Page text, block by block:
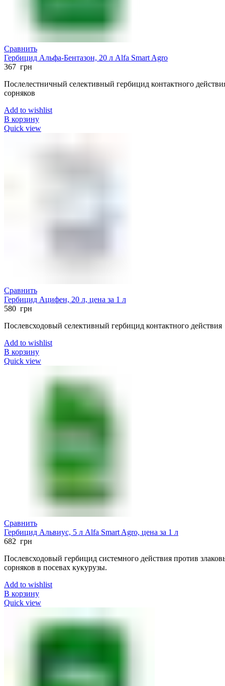
Сравнить
Гербицид Альфа-Бентазон, 20 л Alfa Smart Agro
367 грн
Послелестничный селективный гербицид контактного
сорняков
Add to wishlist
В корзину
Quick view
Сравнить
Гербицид Ацифен, 20 л, цена за 1 л
580 грн
Послевсходовый селективный гербицид контактного действия
Add to wishlist
В корзину
Quick view
Сравнить
Гербицид Альвиус, 5 л Alfa Smart Agro, цена за 1 л
682 грн
Послевсходовый гербицид системного действия против
сорняков в посевах кукурузы.
Add to wishlist
В корзину
Quick view